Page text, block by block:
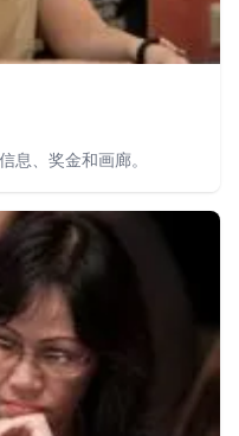
息、奖金和画廊。